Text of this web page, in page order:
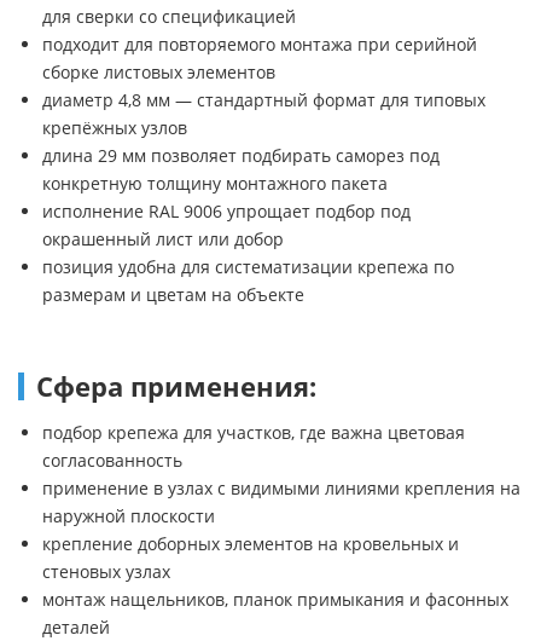
для сверки со спецификацией
подходит для повторяемого монтажа при серийной
сборке листовых элементов
диаметр 4,8 мм — стандартный формат для типовых
крепёжных узлов
длина 29 мм позволяет подбирать саморез под
конкретную толщину монтажного пакета
исполнение RAL 9006 упрощает подбор под
окрашенный лист или добор
позиция удобна для систематизации крепежа по
размерам и цветам на объекте
Сфера применения:
подбор крепежа для участков, где важна цветовая
согласованность
применение в узлах с видимыми линиями крепления на
наружной плоскости
крепление доборных элементов на кровельных и
стеновых узлах
монтаж нащельников, планок примыкания и фасонных
деталей